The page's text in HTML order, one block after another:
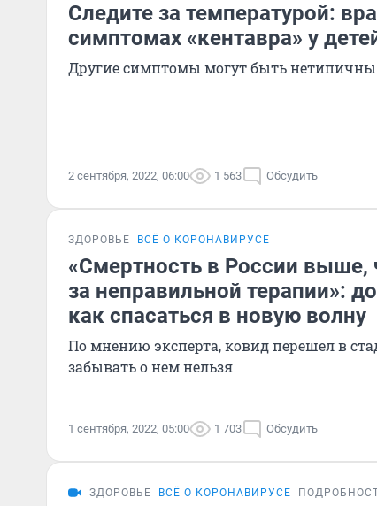
Следите за температурой:
симптомах «кентавра» у
Другие симптомы могут быть
2 сентября, 2022, 06:00 1 563 Обсудить
ЗДОРОВЬЕ ВСЁ О КОРОНАВИРУСЕ
«Смертность в России выше,
за неправильной терапии»:
как спасаться в новую волну
По мнению эксперта, ковид перешел в
забывать о нем нельзя
1 сентября, 2022, 05:00 1 703 Обсудить
ЗДОРОВЬЕ ВСЁ О КОРОНАВИРУСЕ